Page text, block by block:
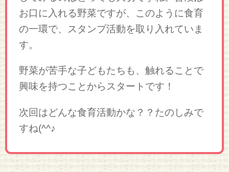
お口に入れる野菜ですが、このように食育
の一環で、スタンプ活動を取り入れていま
す。
野菜が苦手な子どもたちも、触れることで
興味を持つことからスタートです！
次回はどんな食育活動かな？？たのしみで
すね(^^♪